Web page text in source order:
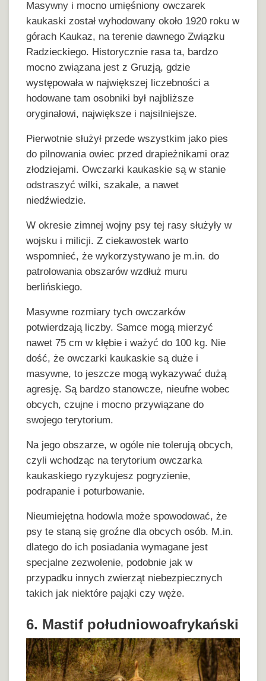
Masywny i mocno umięśniony owczarek
kaukaski został wyhodowany około 1920 roku w
górach Kaukaz, na terenie dawnego Związku
Radzieckiego. Historycznie rasa ta, bardzo
mocno związana jest z Gruzją, gdzie
występowała w największej liczebności a
hodowane tam osobniki był najbliższe
oryginałowi, największe i najsilniejsze.
Pierwotnie służył przede wszystkim jako pies
do pilnowania owiec przed drapieżnikami oraz
złodziejami. Owczarki kaukaskie są w stanie
odstraszyć wilki, szakale, a nawet
niedźwiedzie.
W okresie zimnej wojny psy tej rasy służyły w
wojsku i milicji. Z ciekawostek warto
wspomnieć, że wykorzystywano je m.in. do
patrolowania obszarów wzdłuż muru
berlińskiego.
Masywne rozmiary tych owczarków
potwierdzają liczby. Samce mogą mierzyć
nawet 75 cm w kłębie i ważyć do 100 kg. Nie
dość, że owczarki kaukaskie są duże i
masywne, to jeszcze mogą wykazywać dużą
agresję. Są bardzo stanowcze, nieufne wobec
obcych, czujne i mocno przywiązane do
swojego terytorium.
Na jego obszarze, w ogóle nie tolerują obcych,
czyli wchodząc na terytorium owczarka
kaukaskiego ryzykujesz pogryzienie,
podrapanie i poturbowanie.
Nieumiejętna hodowla może spowodować, że
psy te staną się groźne dla obcych osób. M.in.
dlatego do ich posiadania wymagane jest
specjalne zezwolenie, podobnie jak w
przypadku innych zwierząt niebezpiecznych
takich jak niektóre pająki czy węże.
6. Mastif południowoafrykański